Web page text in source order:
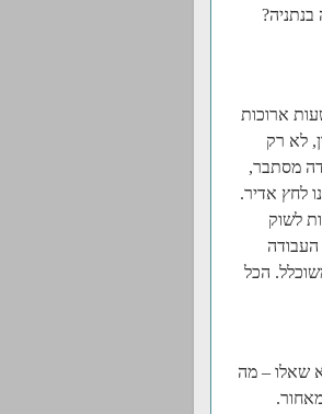
ארוכות
לא רק
מסתבר,
לחץ אדיר.
לשוק
הכל
שאלו – מה